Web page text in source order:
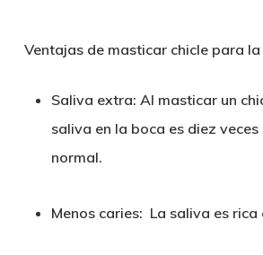
Ventajas de masticar chicle para
Saliva extra: Al masticar un
saliva en la boca es diez
normal.
Menos caries: La saliva es